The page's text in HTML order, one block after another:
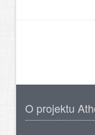
O projektu